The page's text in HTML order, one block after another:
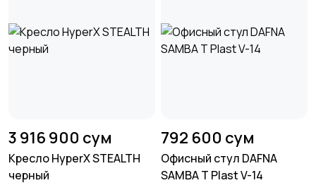
3 916 900 сум
Кресло HyperX STEALTH
черный
792 600 сум
Офисный стул DAFNA
SAMBA T Plast V-14